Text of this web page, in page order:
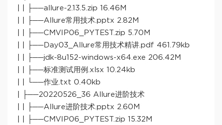
| | ├──allure-2.13.5.zip 16.46M
| | ├──Allure常用技术.pptx 2.82M
| | ├──CMVIP06_PYTEST.zip 5.70M
| | ├──Day03_Allure常用技术精讲.pdf 461.79kb
| | ├──jdk-8u152-windows-x64.exe 206.42M
| | ├──标准测试用例.xlsx 10.24kb
| | └──作业.txt 0.40kb
| ├──20220526_36 Allure进阶技术
| | ├──Allure进阶技术.pptx 2.60M
| | ├──CMVIP06_PYTEST.zip 15.32M